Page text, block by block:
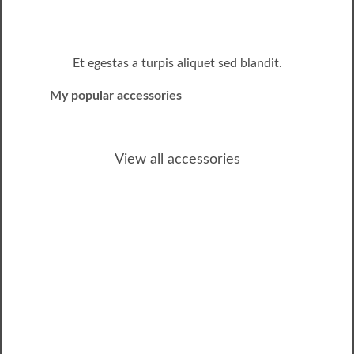
Et egestas a turpis aliquet sed blandit.
My popular accessories
View all accessories